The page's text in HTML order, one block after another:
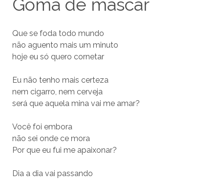
Goma de mascar
Que se foda todo mundo
não aguento mais um minuto
hoje eu só quero cornetar
Eu não tenho mais certeza
nem cigarro, nem cerveja
será que aquela mina vai me amar?
Você foi embora
não sei onde ce mora
Por que eu fui me apaixonar?
Dia a dia vai passando